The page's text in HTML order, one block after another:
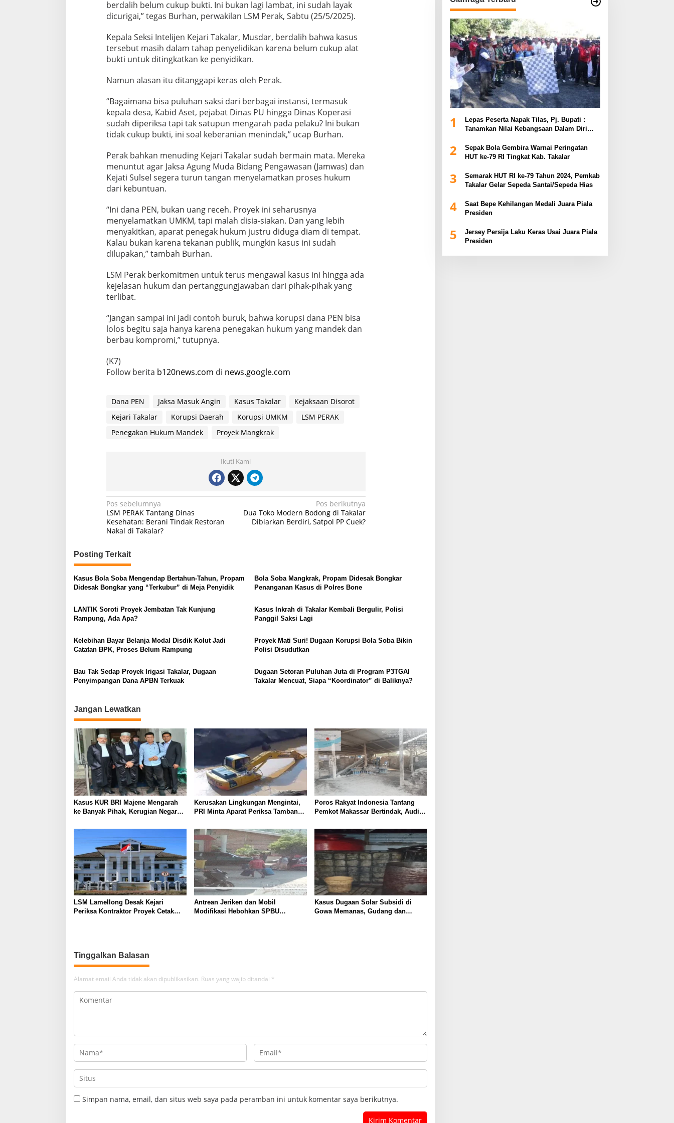
berdalih belum cukup bukti. Ini bukan lagi lambat, ini sudah layak
dicurigai,” tegas Burhan, perwakilan LSM Perak, Sabtu (25/5/2025).
Kepala Seksi Intelijen Kejari Takalar, Musdar, berdalih bahwa kasus
tersebut masih dalam tahap penyelidikan karena belum cukup alat
bukti untuk ditingkatkan ke penyidikan.
Namun alasan itu ditanggapi keras oleh Perak.
“Bagaimana bisa puluhan saksi dari berbagai instansi, termasuk
kepala desa, Kabid Aset, pejabat Dinas PU hingga Dinas Koperasi
sudah diperiksa tapi tak satupun mengarah pada pelaku? Ini bukan
tidak cukup bukti, ini soal keberanian menindak,” ucap Burhan.
Perak bahkan menuding Kejari Takalar sudah bermain mata. Mereka
menuntut agar Jaksa Agung Muda Bidang Pengawasan (Jamwas) dan
Kejati Sulsel segera turun tangan menyelamatkan proses hukum
dari kebuntuan.
“Ini dana PEN, bukan uang receh. Proyek ini seharusnya
menyelamatkan UMKM, tapi malah disia-siakan. Dan yang lebih
menyakitkan, aparat penegak hukum justru diduga diam di tempat.
Kalau bukan karena tekanan publik, mungkin kasus ini sudah
dilupakan,” tambah Burhan.
LSM Perak berkomitmen untuk terus mengawal kasus ini hingga ada
kejelasan hukum dan pertanggungjawaban dari pihak-pihak yang
terlibat.
“Jangan sampai ini jadi contoh buruk, bahwa korupsi dana PEN bisa
lolos begitu saja hanya karena penegakan hukum yang mandek dan
berbau kompromi,” tutupnya.
(K7)
Follow berita b120news.com di news.google.com
Dana PEN Jaksa Masuk Angin Kasus Takalar
Kejaksaan Disorot
Kejari Takalar
Korupsi Daerah Korupsi UMKM
LSM PERAK
Penegakan Hukum Mandek
Proyek Mangkrak
Ikuti Kami
N
a
v
i
g
a
s
i
p
s
Pos sebelumnya
LSM PERAK Tantang Dinas
Kesehatan: Berani Tindak Restoran
Nakal di Takalar?
Pos berikutnya
Dua Toko Modern Bodong di Takalar
Dibiarkan Berdiri, Satpol PP Cuek?
Posting Terkait
Kasus Bola Soba Mengendap Bertahun-Tahun, Propam
Didesak Bongkar yang “Terkubur” di Meja Penyidik
Bola Soba Mangkrak, Propam Didesak Bongkar
Penanganan Kasus di Polres Bone
LANTIK Soroti Proyek Jembatan Tak Kunjung
Rampung, Ada Apa?
Kasus Inkrah di Takalar Kembali Bergulir, Polisi
Panggil Saksi Lagi
Kelebihan Bayar Belanja Modal Disdik Kolut Jadi
Catatan BPK, Proses Belum Rampung
Proyek Mati Suri! Dugaan Korupsi Bola Soba Bikin
Polisi Disudutkan
Bau Tak Sedap Proyek Irigasi Takalar, Dugaan
Penyimpangan Dana APBN Terkuak
Dugaan Setoran Puluhan Juta di Program P3TGAI
Takalar Mencuat, Siapa “Koordinator” di Baliknya?
Jangan Lewatkan
Kasus KUR BRI Majene Mengarah
ke Banyak Pihak, Kerugian Negara
Kerusakan Lingkungan Mengintai,
PRI Minta Aparat Periksa Tambang
Poros Rakyat Indonesia Tantang
Pemkot Makassar Bertindak, Audit
LSM Lamellong Desak Kejari
Periksa Kontraktor Proyek Cetak
Antrean Jeriken dan Mobil
Modifikasi Hebohkan SPBU
Kasus Dugaan Solar Subsidi di
Gowa Memanas, Gudang dan
Tinggalkan Balasan
Alamat email Anda tidak akan dipublikasikan. Ruas yang wajib ditandai *
Simpan nama, email, dan situs web saya pada peramban ini untuk komentar saya berikutnya.
1
Lepas Peserta Napak Tilas, Pj. Bupati :
Tanamkan Nilai Kebangsaan Dalam Diri
2
Sepak Bola Gembira Warnai Peringatan
HUT ke-79 RI Tingkat Kab. Takalar
3
Semarak HUT RI ke-79 Tahun 2024, Pemkab
Takalar Gelar Sepeda Santai/Sepeda Hias
4
Saat Bepe Kehilangan Medali Juara Piala
Presiden
5
Jersey Persija Laku Keras Usai Juara Piala
Presiden